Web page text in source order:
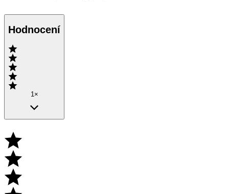
Hodnocení
1×